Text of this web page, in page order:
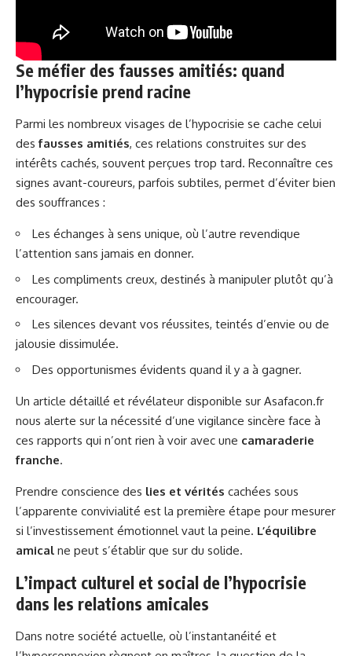
Se méfier des fausses amitiés: quand
l’hypocrisie prend racine
Parmi les nombreux visages de l’hypocrisie se cache celui
desfausses amitiés, ces relations construites sur des
intérêts cachés, souvent perçues trop tard. Reconnaître ces
signes avant-coureurs, parfois subtiles, permet d’éviter bien
des souffrances :
Les échanges à sens unique, où l’autre revendique
l’attention sans jamais en donner.
Les compliments creux, destinés à manipuler plutôt qu’à
encourager.
Les silences devant vos réussites, teintés d’envie ou de
jalousie dissimulée.
Des opportunismes évidents quand il y a à gagner.
Un article détaillé et révélateur disponible sur Asafacon.fr
nous alerte sur la nécessité d’une vigilance sincère face à
ces rapports qui n’ont rien à voir avec une camaraderie
franche.
Prendre conscience des lies et vérités cachées sous
l’apparente convivialité est la première étape pour mesurer
si l’investissement émotionnel vaut la peine. L’équilibre
amical ne peut s’établir que sur du solide.
L’impact culturel et social de l’hypocrisie
dans les relations amicales
Dans notre société actuelle, où l’instantanéité et